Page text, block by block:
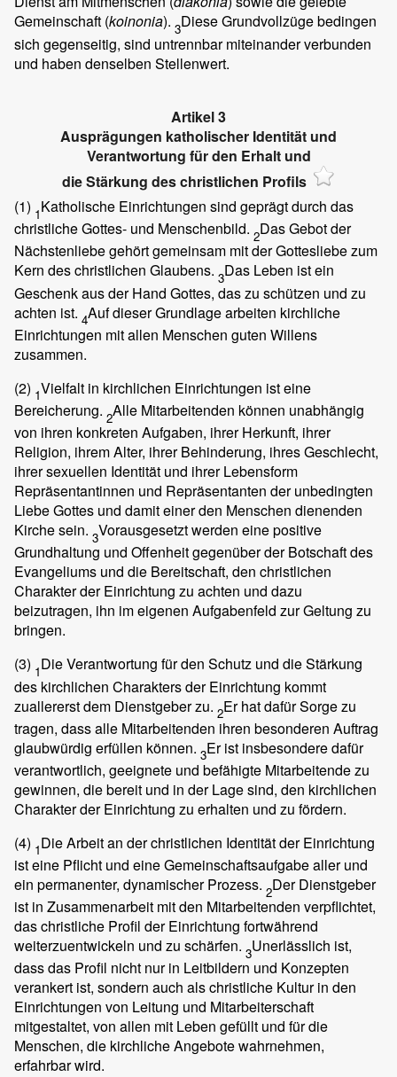
Gemeinschaft (koinonia). 3Diese Grundvollzüge bedingen
sich gegenseitig, sind untrennbar miteinander verbunden
und haben denselben Stellenwert.
Artikel 3
Ausprägungen katholischer Identität und
Verantwortung für den Erhalt und
die Stärkung des christlichen Profils
(1) 1Katholische Einrichtungen sind geprägt durch das
christliche Gottes- und Menschenbild. 2Das Gebot der
Nächstenliebe gehört gemeinsam mit der Gottesliebe zum
Kern des christlichen Glaubens. 3Das Leben ist ein
Geschenk aus der Hand Gottes, das zu schützen und zu
achten ist. 4Auf dieser Grundlage arbeiten kirchliche
Einrichtungen mit allen Menschen guten Willens
zusammen.
(2) 1Vielfalt in kirchlichen Einrichtungen ist eine
Bereicherung. 2Alle Mitarbeitenden können unabhängig
von ihren konkreten Aufgaben, ihrer Herkunft, ihrer
Religion, ihrem Alter, ihrer Behinderung, ihres Geschlecht,
ihrer sexuellen Identität und ihrer Lebensform
Repräsentantinnen und Repräsentanten der unbedingten
Liebe Gottes und damit einer den Menschen dienenden
Kirche sein. 3Vorausgesetzt werden eine positive
Grundhaltung und Offenheit gegenüber der Botschaft des
Evangeliums und die Bereitschaft, den christlichen
Charakter der Einrichtung zu achten und dazu
beizutragen, ihn im eigenen Aufgabenfeld zur Geltung zu
bringen.
(3) 1Die Verantwortung für den Schutz und die Stärkung
des kirchlichen Charakters der Einrichtung kommt
zuallererst dem Dienstgeber zu. 2Er hat dafür Sorge zu
tragen, dass alle Mitarbeitenden ihren besonderen Auftrag
glaubwürdig erfüllen können. 3Er ist insbesondere dafür
verantwortlich, geeignete und befähigte Mitarbeitende zu
gewinnen, die bereit und in der Lage sind, den kirchlichen
Charakter der Einrichtung zu erhalten und zu fördern.
(4) 1Die Arbeit an der christlichen Identität der Einrichtung
ist eine Pflicht und eine Gemeinschaftsaufgabe aller und
ein permanenter, dynamischer Prozess. 2Der Dienstgeber
ist in Zusammenarbeit mit den Mitarbeitenden verpflichtet,
das christliche Profil der Einrichtung fortwährend
weiterzuentwickeln und zu schärfen. 3Unerlässlich ist,
dass das Profil nicht nur in Leitbildern und Konzepten
verankert ist, sondern auch als christliche Kultur in den
Einrichtungen von Leitung und Mitarbeiterschaft
mitgestaltet, von allen mit Leben gefüllt und für die
Menschen, die kirchliche Angebote wahrnehmen,
erfahrbar wird.